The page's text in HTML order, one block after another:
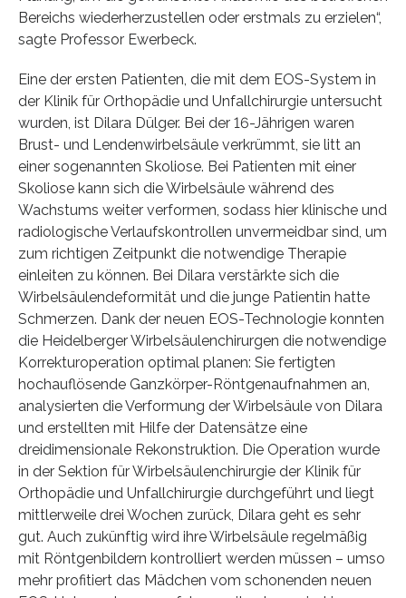
Bereichs wiederherzustellen oder erstmals zu erzielen“,
sagte Professor Ewerbeck.
Eine der ersten Patienten, die mit dem EOS-System in
der Klinik für Orthopädie und Unfallchirurgie untersucht
wurden, ist Dilara Dülger. Bei der 16-Jährigen waren
Brust- und Lendenwirbelsäule verkrümmt, sie litt an
einer sogenannten Skoliose. Bei Patienten mit einer
Skoliose kann sich die Wirbelsäule während des
Wachstums weiter verformen, sodass hier klinische und
radiologische Verlaufskontrollen unvermeidbar sind, um
zum richtigen Zeitpunkt die notwendige Therapie
einleiten zu können. Bei Dilara verstärkte sich die
Wirbelsäulendeformität und die junge Patientin hatte
Schmerzen. Dank der neuen EOS-Technologie konnten
die Heidelberger Wirbelsäulenchirurgen die notwendige
Korrekturoperation optimal planen: Sie fertigten
hochauflösende Ganzkörper-Röntgenaufnahmen an,
analysierten die Verformung der Wirbelsäule von Dilara
und erstellten mit Hilfe der Datensätze eine
dreidimensionale Rekonstruktion. Die Operation wurde
in der Sektion für Wirbelsäulenchirurgie der Klinik für
Orthopädie und Unfallchirurgie durchgeführt und liegt
mittlerweile drei Wochen zurück, Dilara geht es sehr
gut. Auch zukünftig wird ihre Wirbelsäule regelmäßig
mit Röntgenbildern kontrolliert werden müssen – umso
mehr profitiert das Mädchen vom schonenden neuen